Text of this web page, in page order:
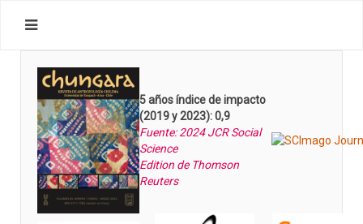
5 años índice de impacto
(2019 y 2023): 0,9
Fuente: 2024 JCR Social
Science
Edition de Thomson
Reuters